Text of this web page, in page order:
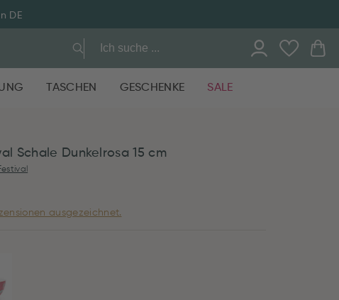
DE
TASCHEN GESCHENKE SALE
Schale Dunkelrosa 15 cm
ausgezeichnet.